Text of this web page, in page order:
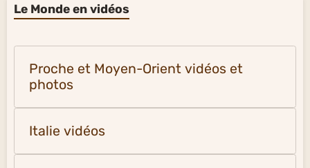
Le Monde en vidéos
Proche et Moyen-Orient vidéos et
photos
Italie vidéos